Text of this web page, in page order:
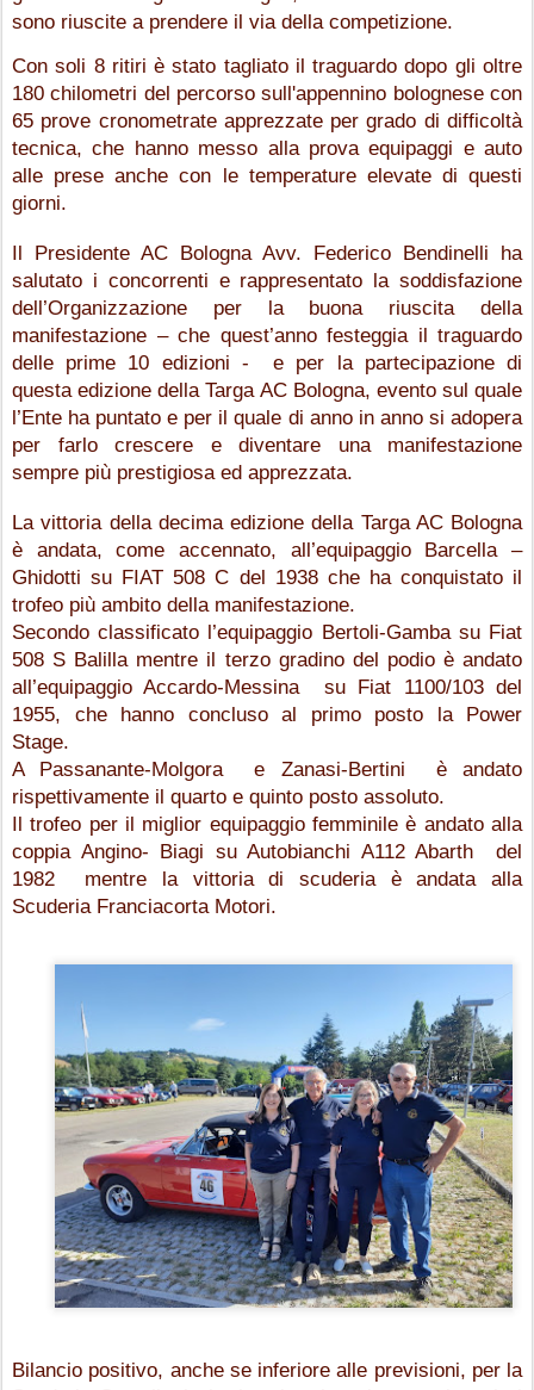
sono riuscite a prendere il via della competizione.
Con soli 8 ritiri è stato tagliato il traguardo dopo gli oltre
180 chilometri del percorso sull'appennino bolognese con
65 prove cronometrate apprezzate per grado di difficoltà
tecnica, che hanno messo alla prova equipaggi e auto
alle prese anche con le temperature elevate di questi
giorni.
Il Presidente AC Bologna Avv. Federico Bendinelli ha
salutato i concorrenti e rappresentato la soddisfazione
dell’Organizzazione per la buona riuscita della
manifestazione – che quest’anno festeggia il traguardo
delle prime 10 edizioni -  e per la partecipazione di
questa edizione della Targa AC Bologna, evento sul quale
l’Ente ha puntato e per il quale di anno in anno si adopera
per farlo crescere e diventare una manifestazione
sempre più prestigiosa ed apprezzata.
La vittoria della decima edizione della Targa AC Bologna
è andata, come accennato, all’equipaggio Barcella –
Ghidotti su FIAT 508 C del 1938 che ha conquistato il
trofeo più ambito della manifestazione.
Secondo classificato l’equipaggio Bertoli-Gamba su Fiat
508 S Balilla mentre il terzo gradino del podio è andato
all’equipaggio Accardo-Messina  su Fiat 1100/103 del
1955, che hanno concluso al primo posto la Power
Stage.
A Passanante-Molgora  e Zanasi-Bertini  è andato
rispettivamente il quarto e quinto posto assoluto.
Il trofeo per il miglior equipaggio femminile è andato alla
coppia Angino- Biagi su Autobianchi A112 Abarth  del
1982  mentre la vittoria di scuderia è andata alla
Scuderia Franciacorta Motori.
Bilancio positivo, anche se inferiore alle previsioni, per la